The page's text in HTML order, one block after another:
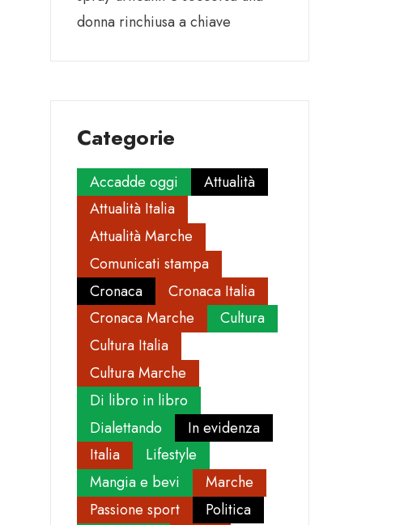
donna rinchiusa a chiave
Categorie
Accadde oggi
Attualità
Attualità Italia
Attualità Marche
Comunicati stampa
Cronaca
Cronaca Italia
Cronaca Marche
Cultura
Cultura Italia
Cultura Marche
Di libro in libro
Dialettando
In evidenza
Italia
Lifestyle
Mangia e bevi
Marche
Passione sport
Politica